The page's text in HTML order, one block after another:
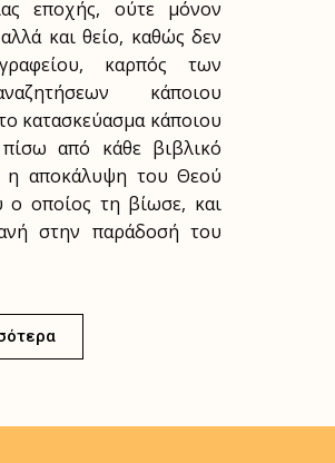
εποχής, ούτε μόνον
και θείο, καθώς δεν
καρπός των
κάποιου
κατασκεύασμα κάποιου
πίσω από κάθε βιβλικό
η αποκάλυψη του Θεού
οποίος τη βίωσε, και
στην παράδοσή του